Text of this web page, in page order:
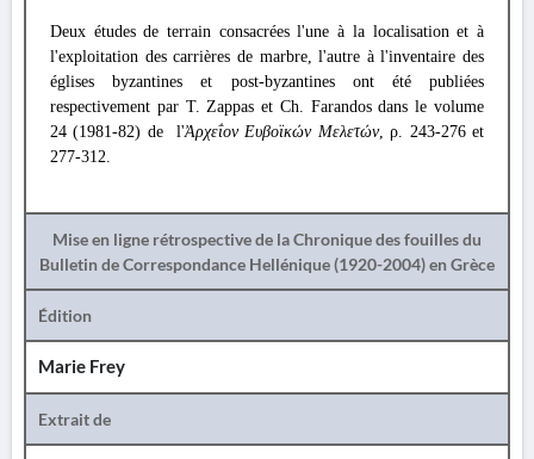
Deux études de terrain consacrées l'une à la localisation et à
l'exploitation des carrières de marbre, l'autre à l'inventaire des
églises byzantines et post-byzantines ont été publiées
respectivement par T. Zappas et Ch. Farandos dans le volume
24 (1981-82) de l'Ἀρχεΐον Ευβοϊκών Μελετών, ρ. 243-276 et
277-312.
Mise en ligne rétrospective de la Chronique des fouilles du
Bulletin de Correspondance Hellénique (1920-2004) en Grèce
Édition
Marie Frey
Extrait de